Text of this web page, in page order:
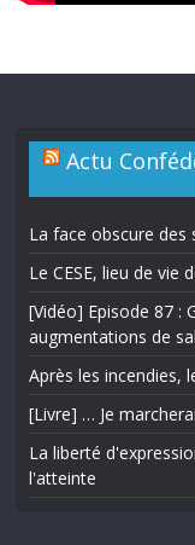
Actu
La face obscure des
Le CESE, lieu de vie
[Vidéo] Episode 87 :
augmentations de
Après les incendies,
[Livre] … Je
La liberté
l'atteinte